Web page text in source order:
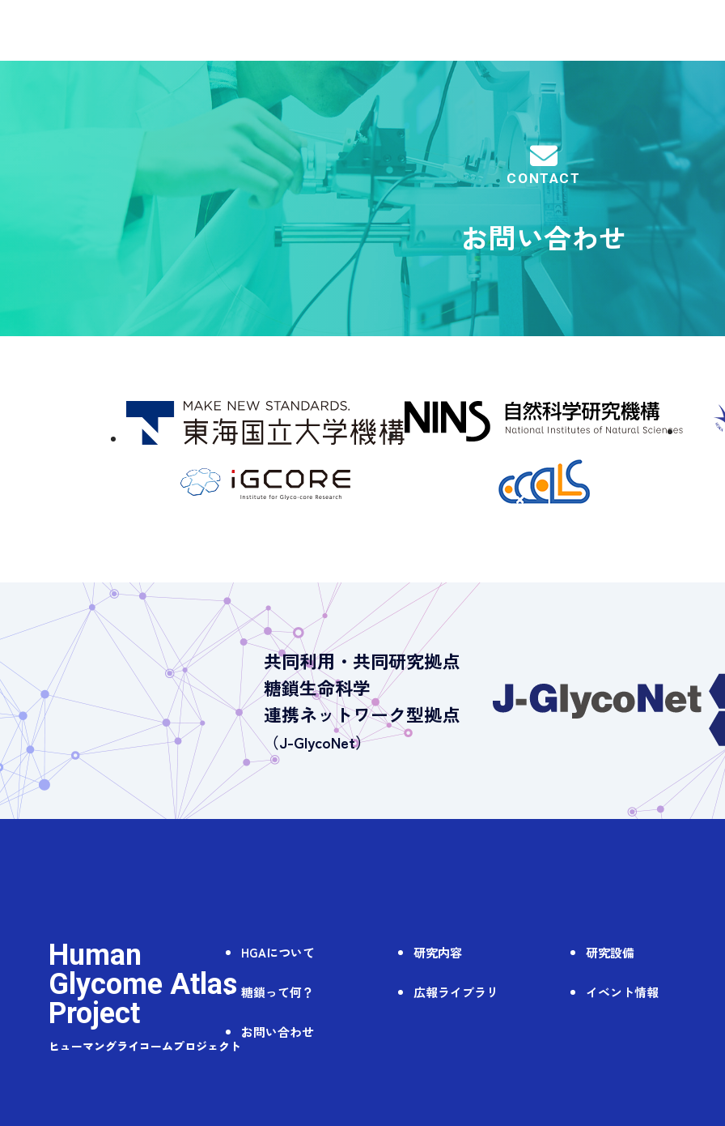
CONTACT
お問い合わせ
共同利用・共同研究拠点
糖鎖生命科学
連携ネットワーク型拠点
（J-GlycoNet）
Human
Glycome Atlas
Project
ヒューマングライコームプロジェクト
HGAについて 研究内容 研究設備
糖鎖って何？ 広報ライブラリ イベント情報
お問い合わせ